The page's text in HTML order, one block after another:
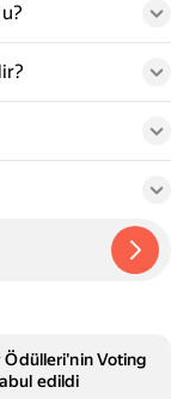
Ödülleri'nin Voting
edildi